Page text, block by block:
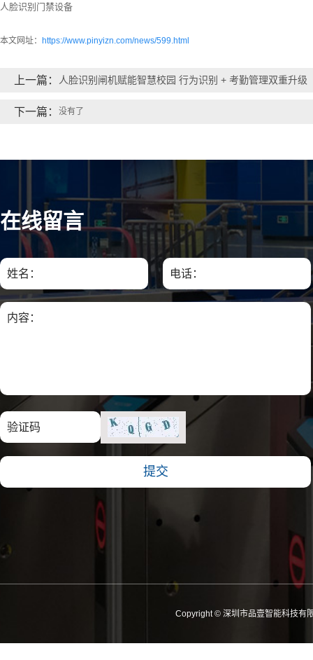
人脸识别门禁设备
本文网址： https://www.pinyizn.com/news/599.html
上一篇： 人脸识别闸机赋能智慧校园 行为识别 + 考勤管理双重升级
下一篇： 没有了
在线留言
Copyright © 深圳市品壹智能科技有